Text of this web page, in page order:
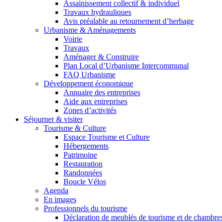
Assainissement collectif & individuel
Travaux hydrauliques
Avis préalable au retournement d’herbage
Urbanisme & Aménagements
Voirie
Travaux
Aménager & Construire
Plan Local d’Urbanisme Intercommunal
FAQ Urbanisme
Développement économique
Annuaire des entreprises
Aide aux entreprises
Zones d’activités
Séjourner & visiter
Tourisme & Culture
Espace Tourisme et Culture
Hébergements
Patrimoine
Restauration
Randonnées
Boucle Vélos
Agenda
En images
Professionnels du tourisme
Déclaration de meublés de tourisme et de